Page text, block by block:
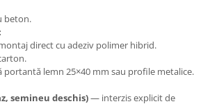
beton.
direct cu adeziv polimer hibrid.
lemn 25×40 mm sau profile metalice.
semineu deschis)— interzis explicit de